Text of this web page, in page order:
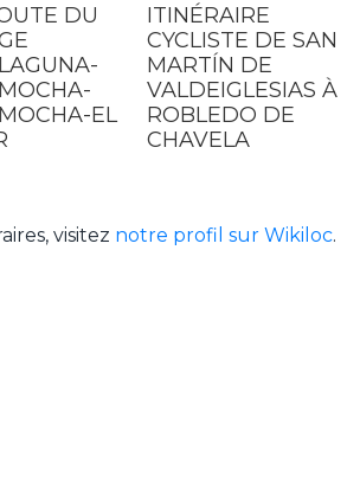
DU
EL
ITINÉRAIRE
CYCLISTE DE SAN
MARTÍN DE
VALDEIGLESIAS À
ROBLEDO DE
CHAVELA
visitez notre profil sur Wikiloc.